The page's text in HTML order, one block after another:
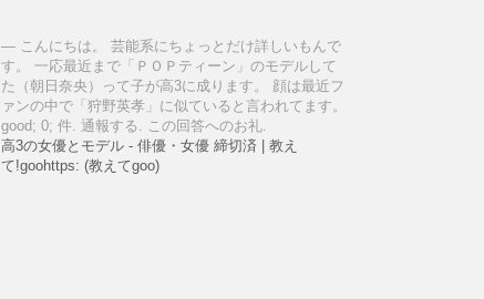
こんにちは。 芸能系にちょっとだけ詳しいもんで
す。 一応最近まで「ＰＯＰティーン」のモデルして
た（朝日奈央）って子が高3に成ります。 顔は最近フ
ァンの中で「狩野英孝」に似ていると言われてます。
good; 0; 件. 通報する. この回答へのお礼.
高3の女優とモデル - 俳優・女優 締切済 | 教え
て!goohttps: (教えてgoo)